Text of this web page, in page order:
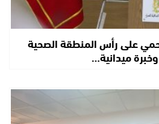
على رأس المنطقة الصحية
ميدانية…